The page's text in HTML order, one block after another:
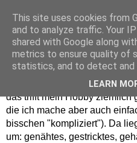
Willkommen in meinem
das trifft mein Hobby ziemlich
die ich mache aber auch
bisschen "kompliziert"). Da
um: genähtes, gestricktes,
This site uses cookies from
and to analyze traffic. Your
shared with Google along
metrics to ensure quality of
statistics, and to detect and
LEARN